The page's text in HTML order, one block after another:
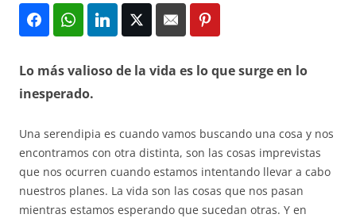
Lo más valioso de la vida es lo que surge en lo
inesperado.
Una serendipia es cuando vamos buscando una cosa y nos
encontramos con otra distinta, son las cosas imprevistas
que nos ocurren cuando estamos intentando llevar a cabo
nuestros planes. La vida son las cosas que nos pasan
mientras estamos esperando que sucedan otras. Y en